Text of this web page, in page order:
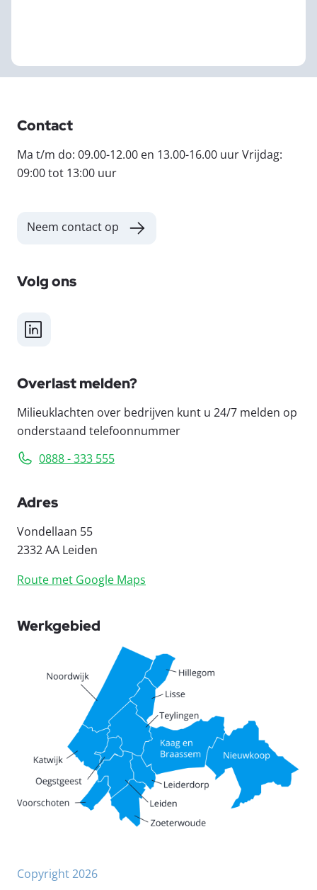
Contact
Ma t/m do: 09.00-12.00 en 13.00-16.00 uur Vrijdag:
09:00 tot 13:00 uur
Neem contact op
Volg ons
LinkedIn
Overlast melden?
Milieuklachten over bedrijven kunt u 24/7 melden op
onderstaand telefoonnummer
0888 - 333 555
Adres
Vondellaan 55
2332 AA Leiden
Route met Google Maps
Werkgebied
Copyright 2026